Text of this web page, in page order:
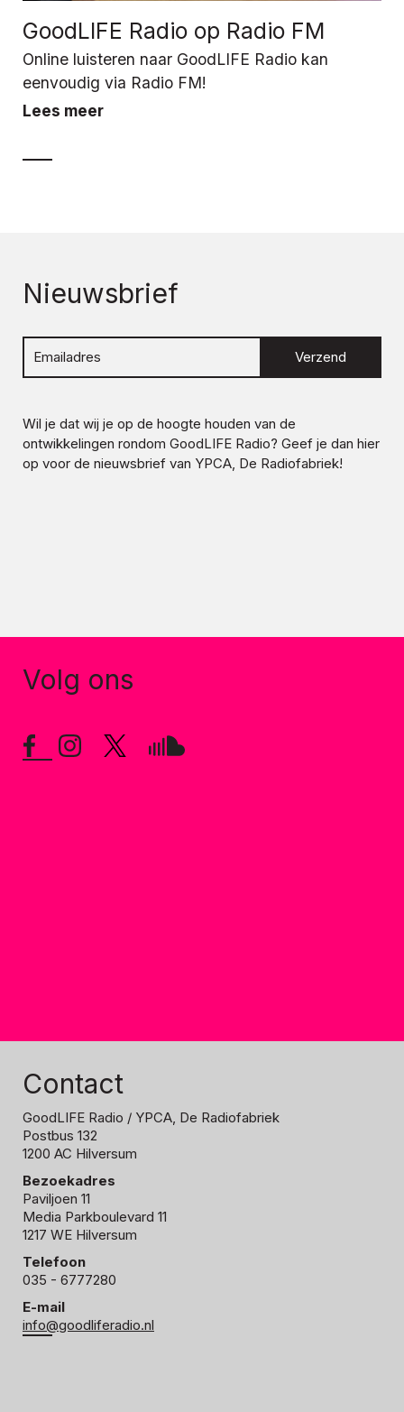
GoodLIFE Radio op Radio FM
Online luisteren naar GoodLIFE Radio kan
eenvoudig via Radio FM!
Lees meer
Nieuwsbrief
Verzend
Wil je dat wij je op de hoogte houden van de
ontwikkelingen rondom GoodLIFE Radio? Geef je dan hier
op voor de nieuwsbrief van YPCA, De Radiofabriek!
Volg ons
Contact
GoodLIFE Radio / YPCA, De Radiofabriek
Postbus 132
1200 AC Hilversum
Bezoekadres
Paviljoen 11
Media Parkboulevard 11
1217 WE Hilversum
Telefoon
035 - 6777280
E-mail
info@goodliferadio.nl